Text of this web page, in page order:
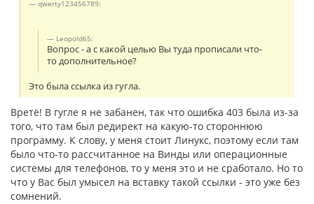
qwerty123456789:
Leopold65:
Вопрос - а с какой целью Вы туда прописали что-
то дополнительное?
Это была ссылка из гугла.
Вретё! В гугле я не забанен, так что ошибка 403 была из-за
того, что там был редирект на какую-то стороннюю
программу. К слову, у меня стоит Линукс, поэтому если там
было что-то рассчитанное на Винды или операционные
системы для телефонов, то у меня это и не сработало. Но то
что у Вас был умысел на вставку такой ссылки - это уже без
сомнений.